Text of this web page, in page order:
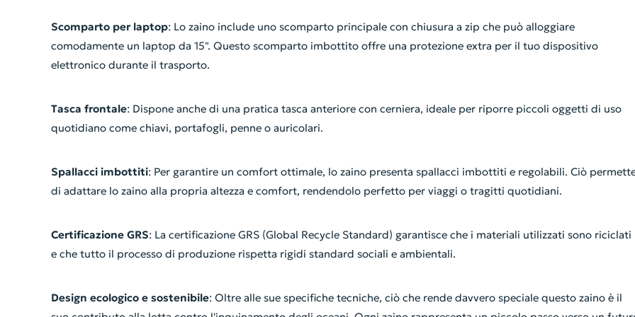
Scomparto per laptop: Lo zaino include uno scomparto principale con chiusura a zip che può alloggiare
comodamente un laptop da 15". Questo scomparto imbottito offre una protezione extra per il tuo dispositivo
elettronico durante il trasporto.
Tasca frontale: Dispone anche di una pratica tasca anteriore con cerniera, ideale per riporre piccoli oggetti di uso
quotidiano come chiavi, portafogli, penne o auricolari.
Spallacci imbottiti: Per garantire un comfort ottimale, lo zaino presenta spallacci imbottiti e regolabili. Ciò
di adattare lo zaino alla propria altezza e comfort, rendendolo perfetto per viaggi o tragitti quotidiani.
Certificazione GRS: La certificazione GRS (Global Recycle Standard) garantisce che i materiali utilizzati sono riciclati
e che tutto il processo di produzione rispetta rigidi standard sociali e ambientali.
Design ecologico e sostenibile: Oltre alle sue specifiche tecniche, ciò che rende davvero speciale questo zaino è il